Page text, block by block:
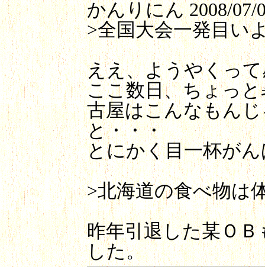
かんりにん2008/07/
>全国大会一発目い
ええ、ようやくっ
ここ数日、ちょっ
古屋はこんなもん
と・・・
とにかく目一杯が
>北海道の食べ物は
昨年引退した某Ｏ
した。